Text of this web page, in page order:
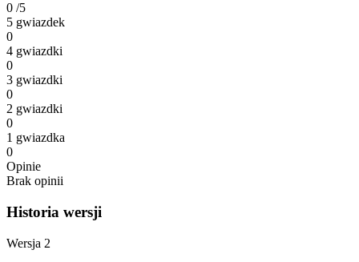
0 /5
5 gwiazdek
0
4 gwiazdki
0
3 gwiazdki
0
2 gwiazdki
0
1 gwiazdka
0
Opinie
Brak opinii
Historia wersji
Wersja 2